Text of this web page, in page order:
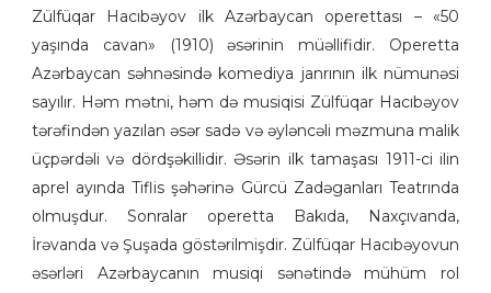
Zülfüqar Hacıbəyov ilk Azərbaycan operettası – «50
yaşında cavan» (1910) əsərinin müəllifidir. Operetta
Azərbaycan səhnəsində komediya janrının ilk nümunəsi
sayılır. Həm mətni, həm də musiqisi Zülfüqar Hacıbəyov
tərəfindən yazılan əsər sadə və əyləncəli məzmuna malik
üçpərdəli və dördşəkillidir. Əsərin ilk tamaşası 1911-ci ilin
aprel ayında Tiflis şəhərinə Gürcü Zadəganları Teatrında
olmuşdur. Sonralar operetta Bakıda, Naxçıvanda,
İrəvanda və Şuşada göstərilmişdir. Zülfüqar Hacıbəyovun
əsərləri Azərbaycanın musiqi sənətində mühüm rol